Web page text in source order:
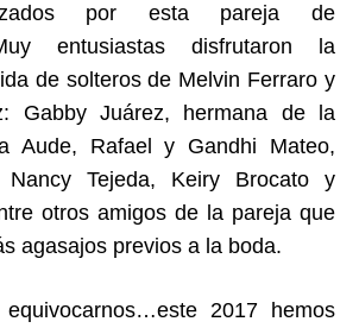
por esta pareja de
entusiastas disfrutaron la
de solteros de Melvin Ferraro y
Gabby Juárez, hermana de la
Aude, Rafael y Gandhi Mateo,
Nancy Tejeda, Keiry Brocato y
otros amigos de la pareja que
agasajos previos a la boda.
2017 hemos